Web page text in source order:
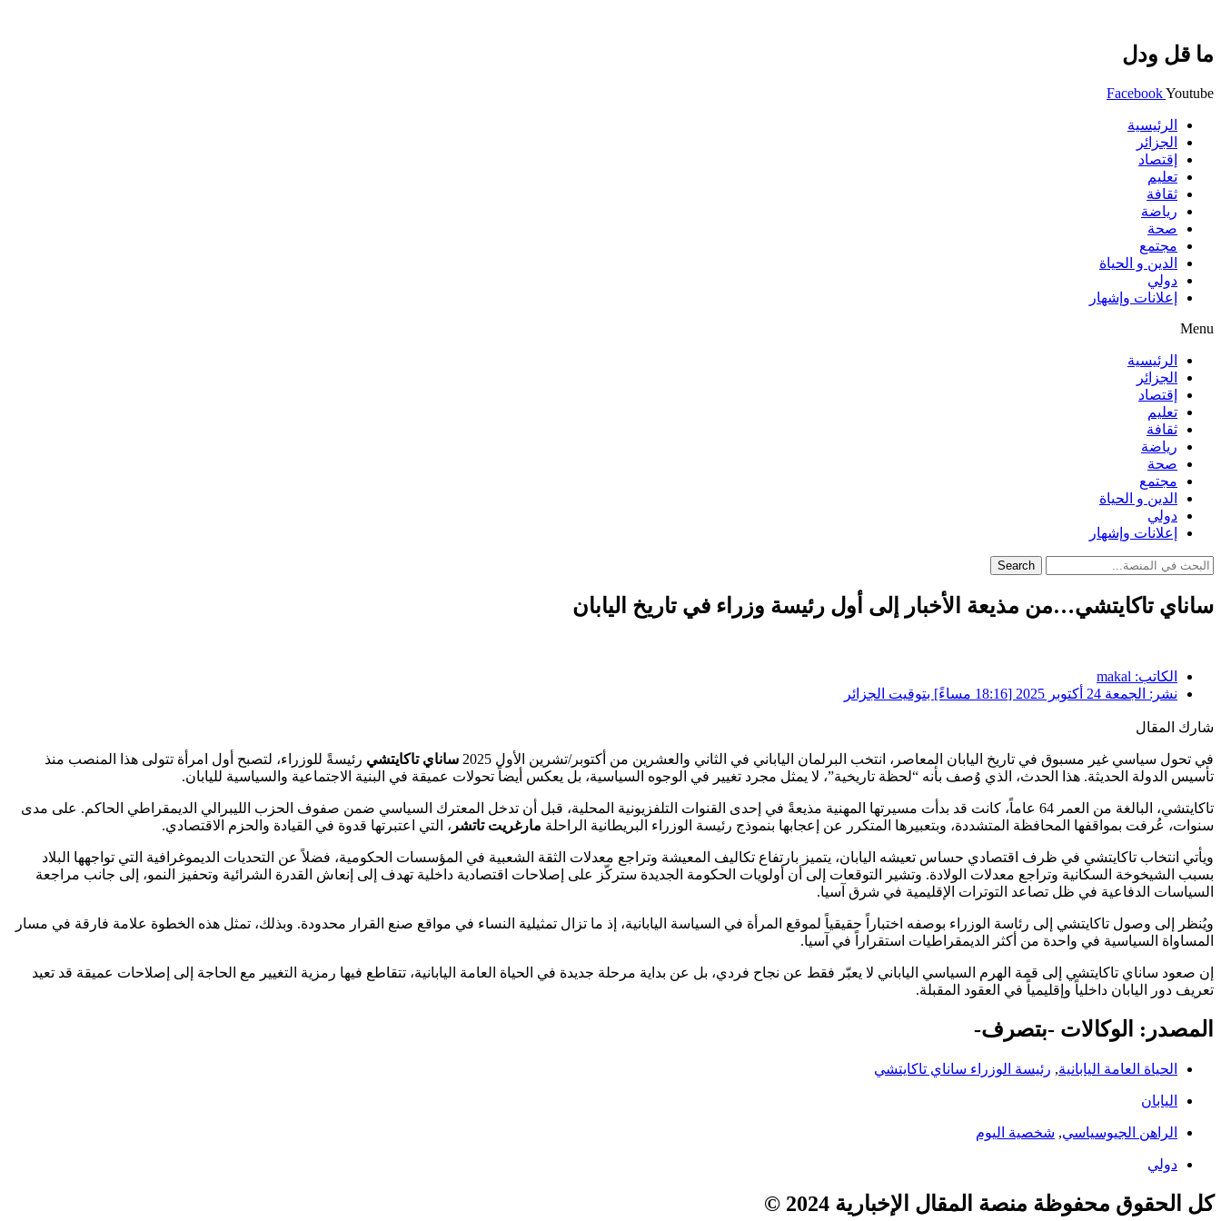
ما قل ودل
FacebookYoutube
الرئيسية
الجزائر
إقتصاد
تعليم
ثقافة
رياضة
صحة
مجتمع
الدين و الحياة
دولي
إعلانات وإشهار
Menu
الرئيسية
الجزائر
إقتصاد
تعليم
ثقافة
رياضة
صحة
مجتمع
الدين و الحياة
دولي
إعلانات وإشهار
Search
ساناي تاكايتشي…من مذيعة الأخبار إلى أول رئيسة وزراء في تاريخ اليابان
الكاتب: makal
نشر: الجمعة 24 أكتوبر 2025 [18:16 مساءً] بتوقيت الجزائر
شارك المقال
في تحول سياسي غير مسبوق في تاريخ اليابان المعاصر، انتخب البرلمان الياباني في الثاني والعشرين من أكتوبر/تشرين الأول 2025 ساناي تاكايتشي رئيسةً للوزراء، لتصبح أول امرأة تتولى هذا المنصب منذ
تأسيس الدولة الحديثة. هذا الحدث، الذي وُصف بأنه “لحظة تاريخية”، لا يمثل مجرد تغيير في الوجوه السياسية، بل يعكس أيضاً تحولات عميقة في البنية الاجتماعية والسياسية لليابان.
تاكايتشي، البالغة من العمر 64 عاماً، كانت قد بدأت مسيرتها المهنية مذيعةً في إحدى القنوات التلفزيونية المحلية، قبل أن تدخل المعترك السياسي ضمن صفوف الحزب الليبرالي الديمقراطي الحاكم. على مدى
سنوات، عُرفت بمواقفها المحافظة المتشددة، وبتعبيرها المتكرر عن إعجابها بنموذج رئيسة الوزراء البريطانية الراحلة مارغريت تاتشر ، التي اعتبرتها قدوة في القيادة والحزم الاقتصادي.
ويأتي انتخاب تاكايتشي في ظرف اقتصادي حساس تعيشه اليابان، يتميز بارتفاع تكاليف المعيشة وتراجع معدلات الثقة الشعبية في المؤسسات الحكومية، فضلاً عن التحديات الديموغرافية التي تواجهها البلاد
بسبب الشيخوخة السكانية وتراجع معدلات الولادة. وتشير التوقعات إلى أن أولويات الحكومة الجديدة ستركّز على إصلاحات اقتصادية داخلية تهدف إلى إنعاش القدرة الشرائية وتحفيز النمو، إلى جانب مراجعة
السياسات الدفاعية في ظل تصاعد التوترات الإقليمية في شرق آسيا.
ويُنظر إلى وصول تاكايتشي إلى رئاسة الوزراء بوصفه اختباراً حقيقياً لموقع المرأة في السياسة اليابانية، إذ ما تزال تمثيلية النساء في مواقع صنع القرار محدودة. وبذلك، تمثل هذه الخطوة علامة فارقة في مسار
المساواة السياسية في واحدة من أكثر الديمقراطيات استقراراً في آسيا.
إن صعود ساناي تاكايتشي إلى قمة الهرم السياسي الياباني لا يعبّر فقط عن نجاح فردي، بل عن بداية مرحلة جديدة في الحياة العامة اليابانية، تتقاطع فيها رمزية التغيير مع الحاجة إلى إصلاحات عميقة قد تعيد
تعريف دور اليابان داخلياً وإقليمياً في العقود المقبلة.
المصدر: الوكالات -بتصرف-
الحياة العامة اليابانية, رئيسة الوزراء ساناي تاكايتشي
اليابان
الراهن الجيوسياسي, شخصية اليوم
دولي
كل الحقوق محفوظة منصة المقال الإخبارية 2024 ©